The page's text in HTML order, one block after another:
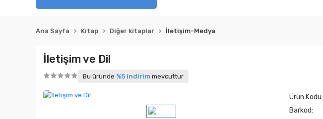
Ana Sayfa Kitap Diğer kitaplar İletişim-Medya
İletişim ve Dil
Bu üründe %5 indirim mevcuttur
Ürün Kodu:
Barkod: